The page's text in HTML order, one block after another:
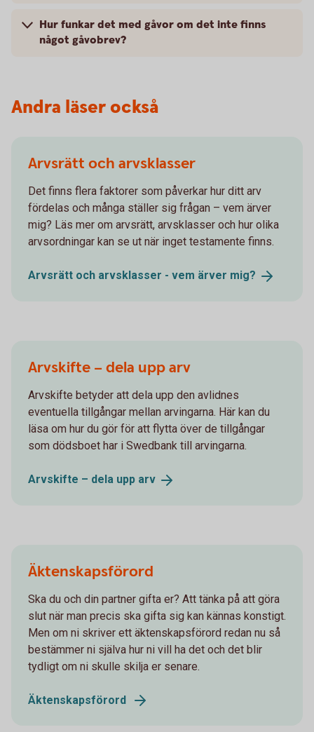
Hur funkar det med gåvor om det inte finns
något gåvobrev?
Andra läser också
Arvsrätt och arvsklasser
Det finns flera faktorer som påverkar hur ditt arv
fördelas och många ställer sig frågan – vem ärver
mig? Läs mer om arvsrätt, arvsklasser och hur olika
arvsordningar kan se ut när inget testamente finns.
Arvsrätt och arvsklasser - vem ärver mig?
Arvskifte – dela upp arv
Arvskifte betyder att dela upp den avlidnes
eventuella tillgångar mellan arvingarna. Här kan du
läsa om hur du gör för att flytta över de tillgångar
som dödsboet har i Swedbank till arvingarna.
Arvskifte – dela upp arv
Äktenskapsförord
Ska du och din partner gifta er? Att tänka på att göra
slut när man precis ska gifta sig kan kännas konstigt.
Men om ni skriver ett äktenskapsförord redan nu så
bestämmer ni själva hur ni vill ha det och det blir
tydligt om ni skulle skilja er senare.
Äktenskapsförord